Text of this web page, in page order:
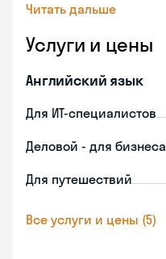
Читать дальше
Услуги и цены
Английский язык
Для ИТ-специалистов
Деловой - для бизнеса
Для путешествий
Все услуги и цены (5)